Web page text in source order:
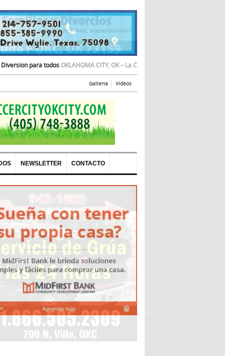
OKLAHOMA CITY, OK – La Cámara de Comercio Hispana de Oklahoma
Galleria Videos
NEWSLETTER CONTACTO